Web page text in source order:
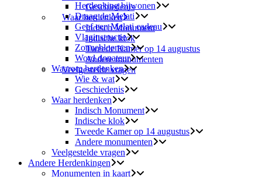
Geschiedenis
Waar herdenken
Indisch Monument
Indische klok
Tweede Kamer op 14 augustus
Andere monumenten
Veelgestelde vragen
Herdenking bijwonen
Draag de Melati
Geef een Melati cadeau
Vlaginstructie
Zonnebloemen
Word donateur
Waarom herdenken
Wie & wat
Geschiedenis
Waar herdenken
Indisch Monument
Indische klok
Tweede Kamer op 14 augustus
Andere monumenten
Veelgestelde vragen
Andere Herdenkingen
Monumenten in kaart